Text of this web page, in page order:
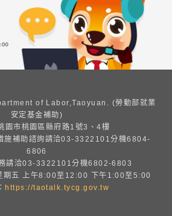
of Labor,Taoyuan. (勞動部就業
安定基金補助)
園市桃園區縣府路1號3、4樓
施補助諮詢請洽03-3322101分機6804-
6806
請洽03-3322101分機6802-6803
期五 上午8:00至12:00 下午1:00至5:00
https://taotalk.tycg.gov.tw